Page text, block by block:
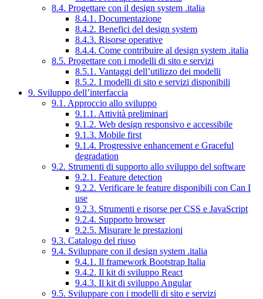
8.4. Progettare con il design system .italia
8.4.1. Documentazione
8.4.2. Benefici del design system
8.4.3. Risorse operative
8.4.4. Come contribuire al design system .italia
8.5. Progettare con i modelli di sito e servizi
8.5.1. Vantaggi dell’utilizzo dei modelli
8.5.2. I modelli di sito e servizi disponibili
9. Sviluppo dell’interfaccia
9.1. Approccio allo sviluppo
9.1.1. Attività preliminari
9.1.2. Web design responsivo e accessibile
9.1.3. Mobile first
9.1.4. Progressive enhancement e Graceful
degradation
9.2. Strumenti di supporto allo sviluppo del software
9.2.1. Feature detection
9.2.2. Verificare le feature disponibili con Can I
use
9.2.3. Strumenti e risorse per CSS e JavaScript
9.2.4. Supporto browser
9.2.5. Misurare le prestazioni
9.3. Catalogo del riuso
9.4. Sviluppare con il design system .italia
9.4.1. Il framework Bootstrap Italia
9.4.2. Il kit di sviluppo React
9.4.3. Il kit di sviluppo Angular
9.5. Sviluppare con i modelli di sito e servizi